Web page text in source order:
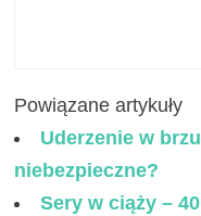
Powiązane artykuły
Uderzenie w
niebezpieczne?
Sery w ciąży –